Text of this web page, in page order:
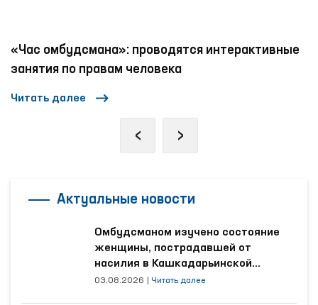
«Час омбудсмана»: проводятся интерактивные
занятия по правам человека
Читать далее
‹ ›
Актуальные новости
Омбудсманом изучено состояние
женщины, пострадавшей от
насилия в Кашкадарьинской
области
03.08.2026 Читать далее